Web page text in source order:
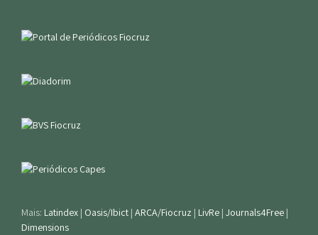
Mais: Latindex | Oasis/Ibict | ARCA/Fiocruz | LivRe | Journals4Free |
Dimensions